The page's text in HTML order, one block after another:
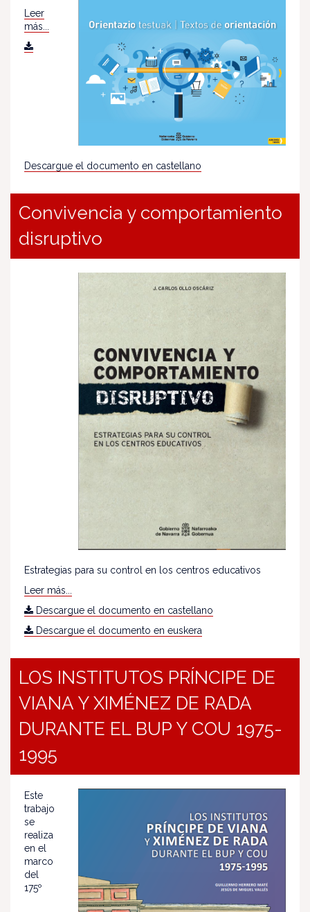
Leer
más...
Descargue el documento en castellano
Convivencia y comportamiento
disruptivo
Estrategias para su control en los centros educativos
Leer más...
Descargue el documento en castellano
Descargue el documento en euskera
LOS INSTITUTOS PRÍNCIPE DE
VIANA Y XIMÉNEZ DE RADA
DURANTE EL BUP Y COU 1975-
1995
Este
trabajo
se
realiza
en el
marco
del
175º